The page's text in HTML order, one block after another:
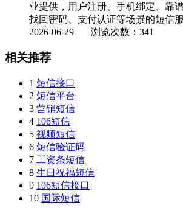
业提供，用户注册、手机绑定、靠
找回密码、支付认证等场景的短信服
2026-06-29 浏览次数：341
相关推荐
1 短信接口
2 短信平台
3 营销短信
4 106短信
5 视频短信
6 短信验证码
7 工资条短信
8 生日祝福短信
9 106短信接口
10 国际短信